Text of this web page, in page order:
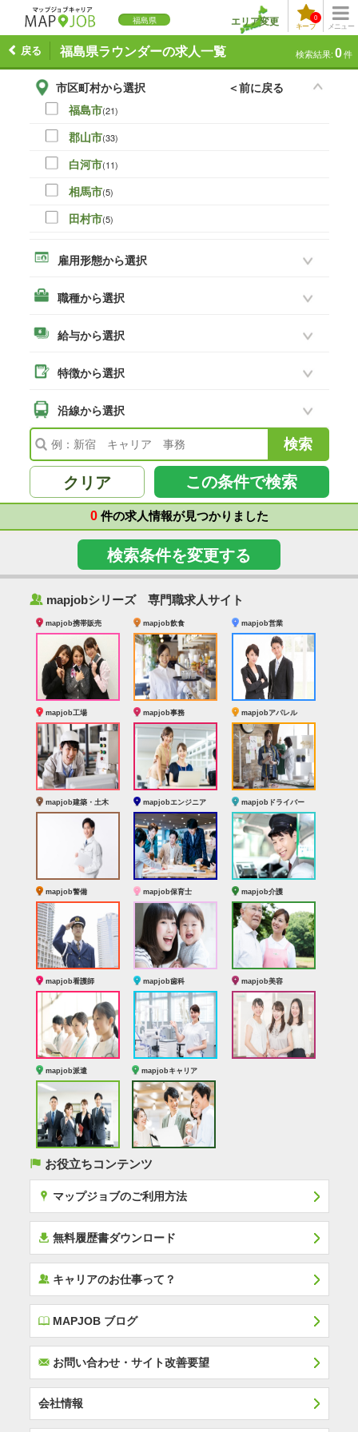
福島県
メニュー
キープ
0
エリア変更
福島県ラウンダーの求人一覧
戻る 検索結果: 0件
市区町村から選択
＜前に戻る
福島市(21)
郡山市(33)
白河市(11)
相馬市(5)
田村市(5)
いわき市(19)
須賀川市(14)
二本松市(8)
南相馬市(2)
会津若松市
福島県その他(41)
雇用形態から選択
職種から選択
給与から選択
特徴から選択
沿線から選択
クリア この条件で検索
0件の求人情報が見つかりました
検索条件を変更する
‰ mapjobシリーズ 専門職求人サイト
mapjob携帯販売 mapjob飲食 mapjob営業
mapjob工場 mapjob事務 mapjobアパレル
mapjob建築・土木 mapjobエンジニア mapjobドライバー
mapjob警備 mapjob保育士 mapjob介護
mapjob看護師 mapjob歯科 mapjob美容
mapjob派遣 mapjobキャリア
( お役立ちコンテンツ
x マップジョブのご利用方法
í 無料履歴書ダウンロード
‰キャリアのお仕事って？
EMAPJOB ブログ
Fお問い合わせ・サイト改善要望
会社情報